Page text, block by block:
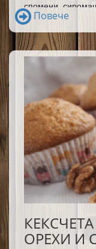
спомени,
издържат дълго
дори бих казала
Повече
ОРЕХИ И